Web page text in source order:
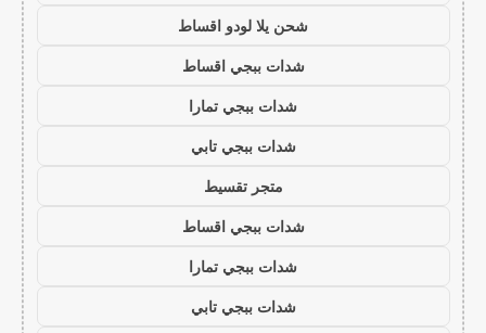
شحن يلا لودو اقساط
شدات ببجي اقساط
شدات ببجي تمارا
شدات ببجي تابي
متجر تقسيط
شدات ببجي اقساط
شدات ببجي تمارا
شدات ببجي تابي